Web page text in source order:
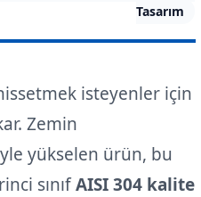
Tasarım
isteyenler için
Zemin
yükselen ürün, bu
sınıfAISI 304 kalite